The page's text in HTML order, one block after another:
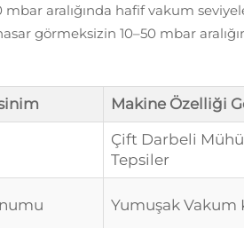
aralığında hafif vakum
görmeksizin 10–50 mbar
Makine Özelliği
Çift Darbeli
Tepsiler
Yumuşak Vakum